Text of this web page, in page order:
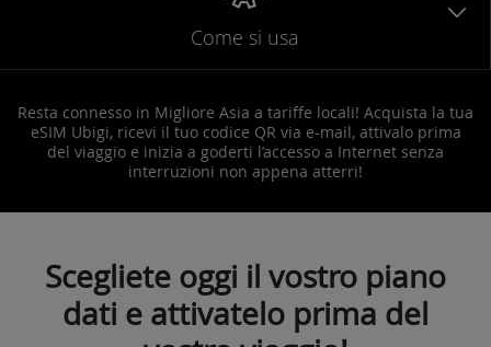
Come si usa
Resta connesso in Migliore Asia a tariffe locali! Acquista la tua
eSIM Ubigi, ricevi il tuo codice QR via e-mail, attivalo prima
del viaggio e inizia a goderti l’accesso a Internet senza
interruzioni non appena atterri!
Scegliete oggi il vostro piano
dati e attivatelo prima del